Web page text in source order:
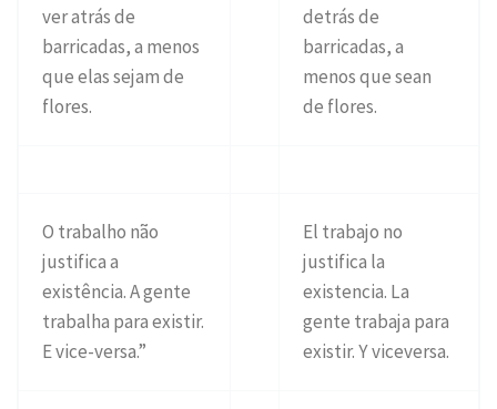
ver atrás de
barricadas, a menos
que elas sejam de
flores.
detrás de
barricadas, a
menos que sean
de flores.
O trabalho não
justifica a
existência. A gente
trabalha para existir.
E vice-versa.”
El trabajo no
justifica la
existencia. La
gente trabaja para
existir. Y viceversa.